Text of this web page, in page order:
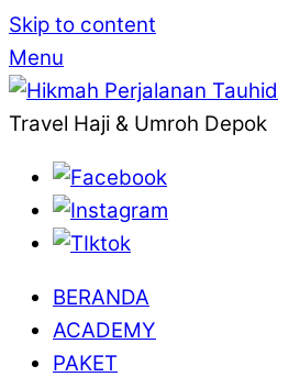
Skip to content
Menu
Travel Haji & Umroh Depok
BERANDA
ACADEMY
PAKET